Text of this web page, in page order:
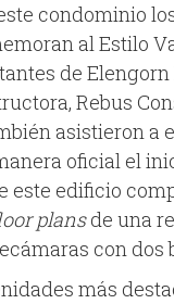
condominio
al Estilo
de Elengorn
Rebus
asistieron a
oficial el
este edificio
plansde una
con dos
más